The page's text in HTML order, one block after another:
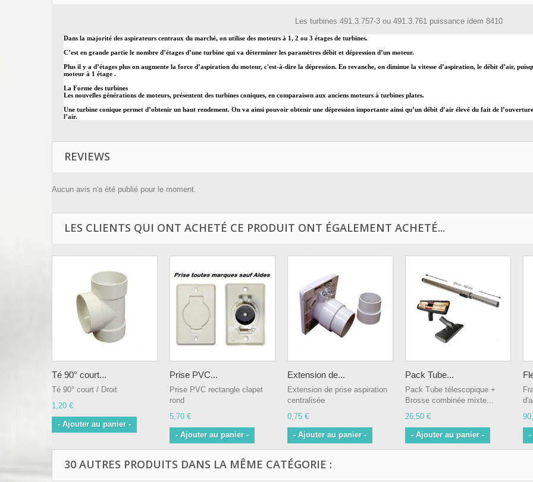
Les turbines 491.3.757-3 ou 491.3.761 puissance idem 8410
Dans la majorité des aspirateurs centraux du marché, on utilise des moteurs à 1, 2 ou 3 étages de turbines.
C’est en grande partie le nombre d’étages d’une turbine qui va déterminer les paramètres débit et dépression d’un moteur.
Plus il y a d’étages plus on augmente la force d’aspiration du moteur, c'est-à-dire la dépression. En revanche, on diminue la vitesse d’aspiration, le débit d’air,
moteur à 1 étage .
La Forme des turbines
Les nouvelles générations de moteurs, présentent des turbines coniques, en comparaison aux anciens moteurs à turbines plates.
Une turbine conique permet d’obtenir un haut rendement. On va ainsi pouvoir obtenir une dépression importante ainsi qu’un débit d’air élevé du fait de
l’air.
REVIEWS
Aucun avis n'a été publié pour le moment.
LES CLIENTS QUI ONT ACHETÉ CE PRODUIT ONT ÉGALEMENT ACHETÉ...
Té 90° court...
Té 90° court / Droit
1,20 €
- Ajouter au panier -
Prise PVC...
Prise PVC rectangle clapet
rond
5,70 €
- Ajouter au panier -
Extension de...
Extension de prise aspiration
centralisée
0,75 €
- Ajouter au panier -
Pack Tube...
Pack Tube télescopique +
Brosse combinée mixte...
26,50 €
- Ajouter au panier - -
30 AUTRES PRODUITS DANS LA MÊME CATÉGORIE :